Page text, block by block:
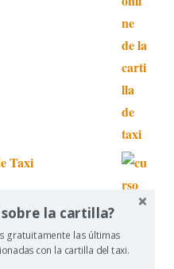
Taxi
la cartilla?
gratuitamente las últimas
con la cartilla del taxi.